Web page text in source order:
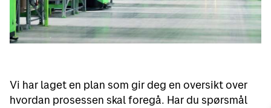
Vi har laget en plan som gir deg en oversikt over
hvordan prosessen skal foregå. Har du spørsmål